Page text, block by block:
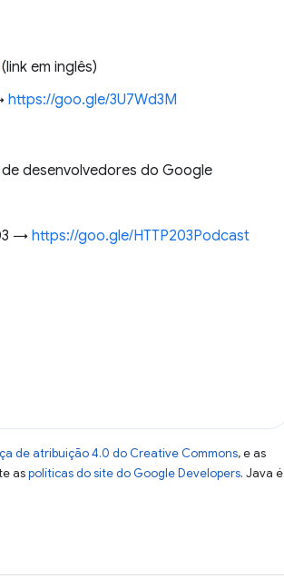
(link em inglês)
https://goo.gle/3U7Wd3M
desenvolvedores do Google
→https://goo.gle/HTTP203Podcast
de atribuição 4.0 do Creative Commons, e as
aspolíticas do site do Google Developers. Java é